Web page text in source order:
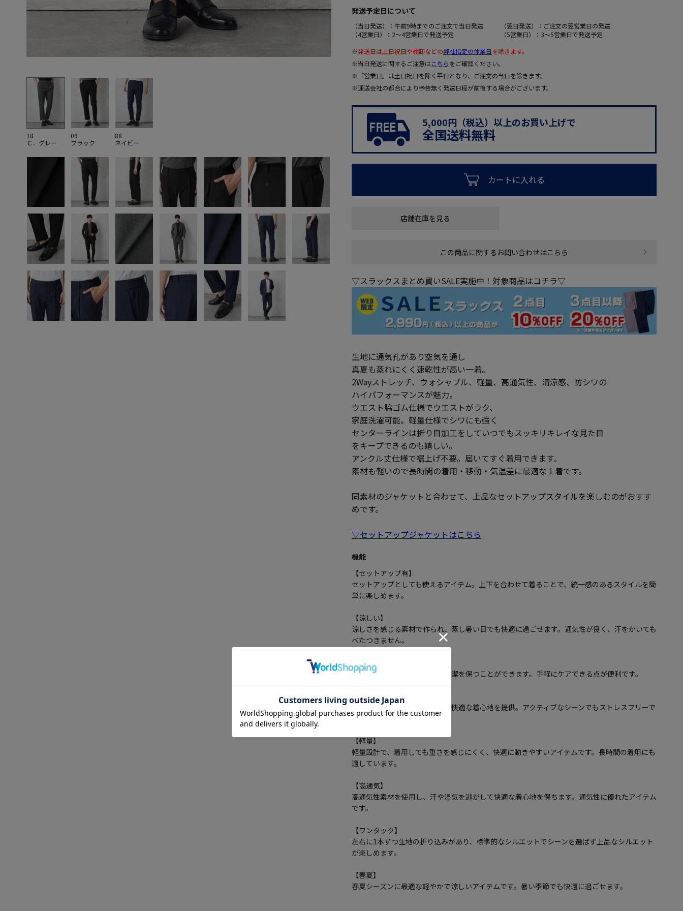
18
Ｃ．グレー
09
ブラック
88
ネイビー
発送予定日について
（当日発送）：午前9時までのご注文で当日発送
（翌日発送）：ご注文の翌営業日の発送
（4営業日）：2～4営業日で発送予定
（5営業日）：3～5営業日で発送予定
※発送日は土日祝日や棚卸などの弊社指定の休業日を除きます。
※当日発送に関するご注意はこちらをご確認ください。
※「営業日」は土日祝日を除く平日となり、ご注文の当日を除きます。
※運送会社の都合により予告無く発送日程が前後する場合がございます。
5,000円（税込）以上のお買い上げで
全国送料無料
カートに入れる
店舗在庫を見る
この商品に関するお問い合わせはこちら
▽スラックスまとめ買いSALE実施中！対象商品はコチラ▽
生地に通気孔があり空気を通し
真夏も蒸れにくく速乾性が高い一着。
2Wayストレッチ、ウォシャブル、軽量、高通気性、清涼感、防シワの
ハイパフォーマンスが魅力。
ウエスト脇ゴム仕様でウエストがラク、
家庭洗濯可能。軽量仕様でシワにも強く
センターラインは折り目加工をしていつでもスッキリキレイな見た目
をキープできるのも嬉しい。
アンクル丈仕様で裾上げ不要。届いてすぐ着用できます。
素材も軽いので長時間の着用・移動・気温差に最適な１着です。
同素材のジャケットと合わせて、上品なセットアップスタイルを楽しむのがおすす
めです。
▽セットアップジャケットはこちら
機能
【セットアップ有】
セットアップとしても使えるアイテム。上下を合わせて着ることで、統一感のあるスタイルを簡
単に楽しめます。
【涼しい】
涼しさを感じる素材で作られ、蒸し暑い日でも快適に過ごせます。通気性が良く、汗をかいても
べたつきません。
【パンツ洗濯可】
パンツも洗濯可能で、簡単に清潔を保つことができます。手軽にケアできる点が便利です。
【ストレッチ】
ストレッチ素材で動きやすく、快適な着心地を提供。アクティブなシーンでもストレスフリーで
着用できます。
【軽量】
軽量設計で、着用しても重さを感じにくく、快適に動きやすいアイテムです。長時間の着用にも
適しています。
【高通気】
高通気性素材を使用し、汗や湿気を逃がして快適な着心地を保ちます。通気性に優れたアイテム
です。
【ワンタック】
左右に1本ずつ生地の折り込みがあり、標準的なシルエットでシーンを選ばず上品なシルエット
が楽しめます。
【春夏】
春夏シーズンに最適な軽やかで涼しいアイテムです。暑い季節でも快適に過ごせます。